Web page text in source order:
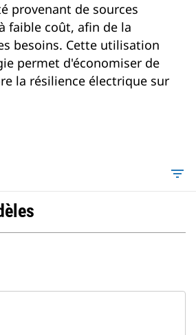
provenant de sources
faible coût, afin de la
besoins. Cette utilisation
permet d'économiser de
la résilience électrique sur
filter_list